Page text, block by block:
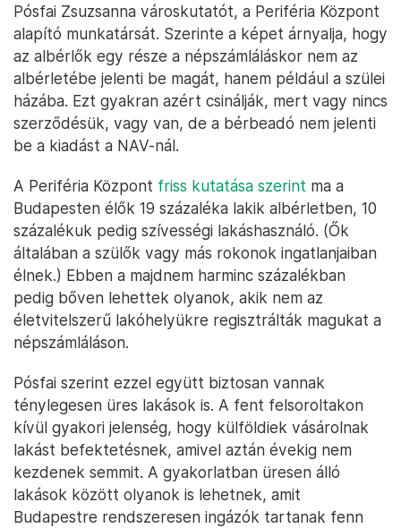
Pósfai Zsuzsanna városkutatót, a Periféria Központ
alapító munkatársát. Szerinte a képet árnyalja, hogy
az albérlők egy része a népszámláláskor nem az
albérletébe jelenti be magát, hanem például a szülei
házába. Ezt gyakran azért csinálják, mert vagy nincs
szerződésük, vagy van, de a bérbeadó nem jelenti
be a kiadást a NAV-nál.
A Periféria Központ friss kutatása szerint ma a
Budapesten élők 19 százaléka lakik albérletben, 10
százalékuk pedig szívességi lakáshasználó. (Ők
általában a szülők vagy más rokonok ingatlanjaiban
élnek.) Ebben a majdnem harminc százalékban
pedig bőven lehettek olyanok, akik nem az
életvitelszerű lakóhelyükre regisztrálták magukat a
népszámláláson.
Pósfai szerint ezzel együtt biztosan vannak
ténylegesen üres lakások is. A fent felsoroltakon
kívül gyakori jelenség, hogy külföldiek vásárolnak
lakást befektetésnek, amivel aztán évekig nem
kezdenek semmit. A gyakorlatban üresen álló
lakások között olyanok is lehetnek, amit
Budapestre rendszeresen ingázók tartanak fenn